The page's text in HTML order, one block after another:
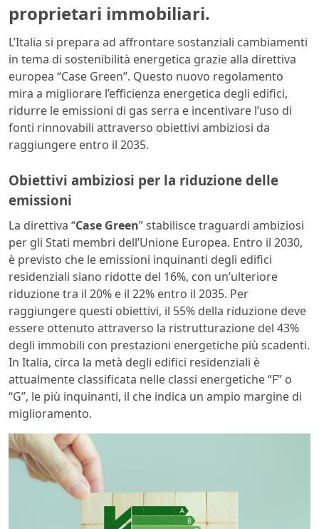
proprietari immobiliari.
L’Italia si prepara ad affrontare sostanziali cambiamenti
in tema di sostenibilità energetica grazie alla direttiva
europea “Case Green”. Questo nuovo regolamento
mira a migliorare l’efficienza energetica degli edifici,
ridurre le emissioni di gas serra e incentivare l’uso di
fonti rinnovabili attraverso obiettivi ambiziosi da
raggiungere entro il 2035.
Obiettivi ambiziosi per la riduzione delle
emissioni
La direttiva “Case Green” stabilisce traguardi ambiziosi
per gli Stati membri dell’Unione Europea. Entro il 2030,
è previsto che le emissioni inquinanti degli edifici
residenziali siano ridotte del 16%, con un’ulteriore
riduzione tra il 20% e il 22% entro il 2035. Per
raggiungere questi obiettivi, il 55% della riduzione deve
essere ottenuto attraverso la ristrutturazione del 43%
degli immobili con prestazioni energetiche più scadenti.
In Italia, circa la metà degli edifici residenziali è
attualmente classificata nelle classi energetiche “F” o
“G”, le più inquinanti, il che indica un ampio margine di
miglioramento.